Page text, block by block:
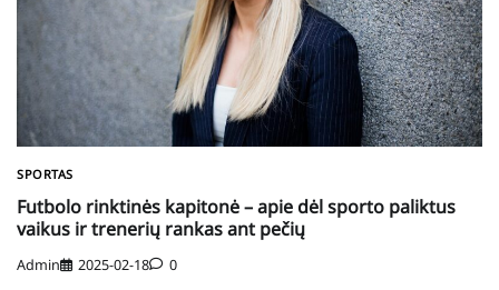
SPORTAS
Futbolo rinktinės kapitonė – apie dėl sporto paliktus
vaikus ir trenerių rankas ant pečių
Admin 2025-02-18 0